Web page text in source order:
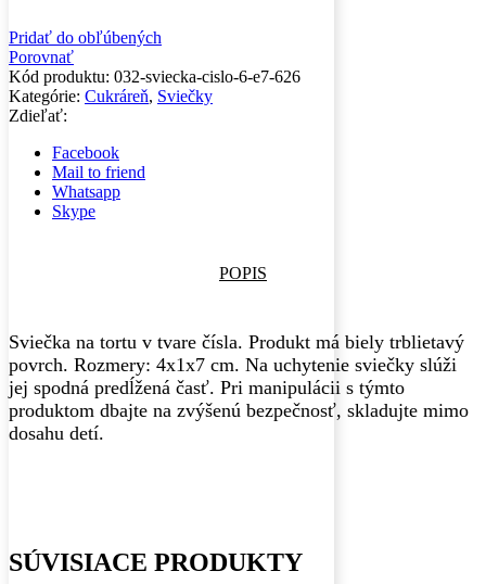
Pridať do obľúbených
Porovnať
Kód produktu: 032-sviecka-cislo-6-e7-626
Kategórie: Cukráreň, Sviečky
Zdieľať:
Facebook
Mail to friend
Whatsapp
Skype
POPIS
Sviečka na tortu v tvare čísla. Produkt má biely trblietavý
povrch. Rozmery: 4x1x7 cm. Na uchytenie sviečky slúži
jej spodná predĺžená časť. Pri manipulácii s týmto
produktom dbajte na zvýšenú bezpečnosť, skladujte mimo
dosahu detí.
SÚVISIACE PRODUKTY